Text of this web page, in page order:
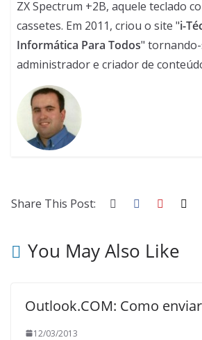
ZX Spectrum +2B, aquele teclado
cassetes. Em 2011, criou o site "i-
Informática Para Todos"
administrador e criador de
Share This Post:
You May Also Like
Outlook.COM: Como
12/03/2013